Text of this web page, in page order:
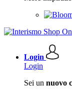
Login
Login
Sei un nuovo